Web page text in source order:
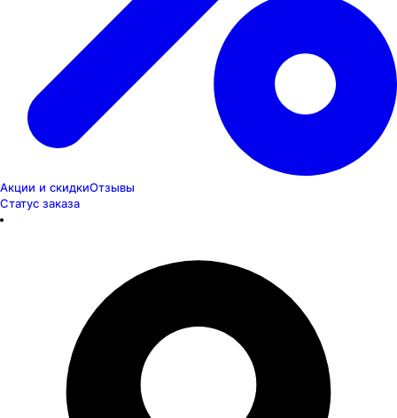
Акции и скидкиОтзывы
Статус заказа